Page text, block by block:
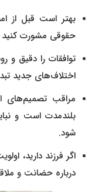
بهتر است قبل از
حقوقی مشورت کنید
توافقات را دقیق و
اختلاف‌های جدید
مراقب تصمیم‌های
بلندمدت است و
شود.
اگر فرزند دارید،
درباره حضانت و